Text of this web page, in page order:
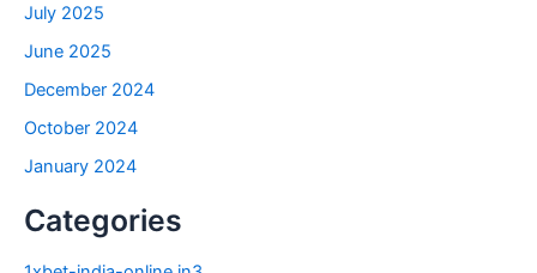
July 2025
June 2025
December 2024
October 2024
January 2024
Categories